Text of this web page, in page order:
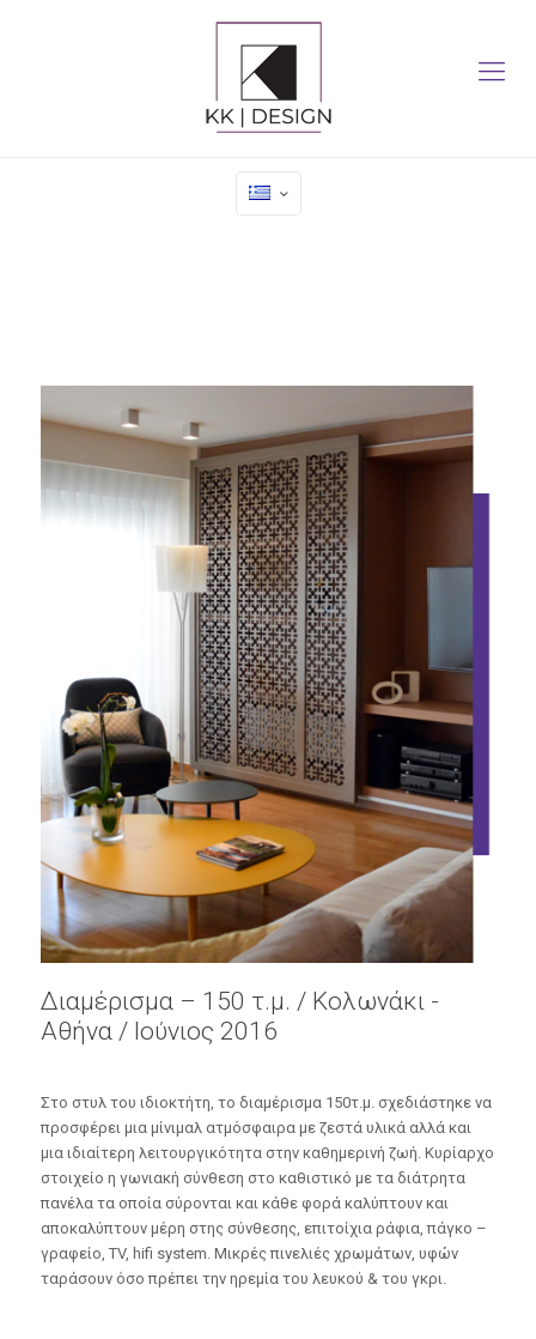
Διαμέρισμα – 150 τ.μ. / Κολωνάκι -
Αθήνα / Ιούνιος 2016
Στο στυλ του ιδιοκτήτη, το διαμέρισμα 150τ.μ. σχεδιάστηκε να
προσφέρει μια μίνιμαλ ατμόσφαιρα με ζεστά υλικά αλλά και
μια ιδιαίτερη λειτουργικότητα στην καθημερινή ζωή. Κυρίαρχο
στοιχείο η γωνιακή σύνθεση στο καθιστικό με τα διάτρητα
πανέλα τα οποία σύρονται και κάθε φορά καλύπτουν και
αποκαλύπτουν μέρη στης σύνθεσης, επιτοίχια ράφια, πάγκο –
γραφείο, TV, hifi system. Μικρές πινελιές χρωμάτων, υφών
ταράσουν όσο πρέπει την ηρεμία του λευκού & του γκρι.